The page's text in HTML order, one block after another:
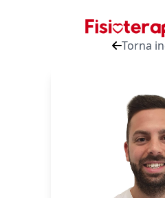
Torna